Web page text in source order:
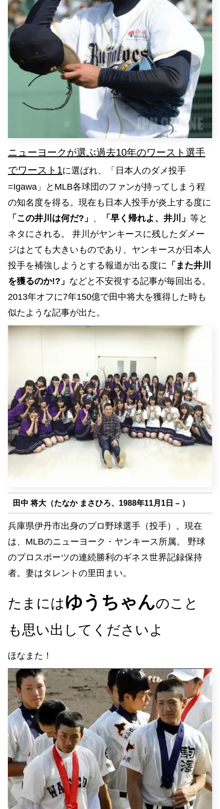
ニューヨークが選ぶ過去10年のワースト選手
でワースト1に選ばれ、「日本人のダメ投手
=Igawa」とMLB各球団のファンが持ってしまう程
の知名度を得る。現在も日本人投手が炎上する度に
「この井川は何だ?」 、 「早く帰れよ、井川」 等と
ネタにされる。 井川がヤンキースに残したダメー
ジはとても大きいものであり、ヤンキースが日本人
投手を補強しようとする報道が出る度に 「また井川
を獲るのか!?」 などと不安視する記事が毎回出る。
2013年オフに7年150億で田中将大を獲得した時も
似たような記事が出た。
田中 将大（たなか まさひろ、1988年11月1日 – ）
兵庫県伊丹市出身のプロ野球選手（投手）。現在
は、MLBのニューヨーク・ヤンキース所属。 野球
のプロスポーツの連続勝利のギネス世界記録保持
者。妻はタレントの里田まい。
たまにはゆうちゃんのこと
も思い出してくださいよ
ほなまた！